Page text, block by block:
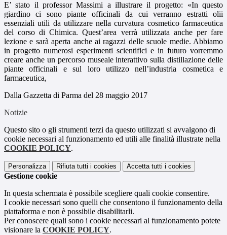
E’ stato il professor Massimi a illustrare il progetto: «In questo
giardino ci sono piante officinali da cui verranno estratti olii
essenziali utili da utilizzare nella curvatura cosmetico farmaceutica
del corso di Chimica. Quest’area verrà utilizzata anche per fare
lezione e sarà aperta anche ai ragazzi delle scuole medie. Abbiamo
in progetto numerosi esperimenti scientifici e in futuro vorremmo
creare anche un percorso museale interattivo sulla distillazione delle
piante officinali e sul loro utilizzo nell’industria cosmetica e
farmaceutica,
Dalla Gazzetta di Parma del 28 maggio 2017
Notizie
Questo sito o gli strumenti terzi da questo utilizzati si avvalgono di
cookie necessari al funzionamento ed utili alle finalità illustrate nella
COOKIE POLICY.
Personalizza Rifiuta tutti i cookies Accetta tutti i cookies
Gestione cookie
In questa schermata è possibile scegliere quali cookie consentire.
I cookie necessari sono quelli che consentono il funzionamento della
piattaforma e non è possibile disabilitarli.
Per conoscere quali sono i cookie necessari al funzionamento potete
visionare la COOKIE POLICY.